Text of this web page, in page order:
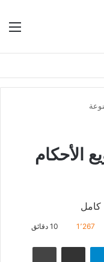
الوضع
الأحكام
كامل
1٬267
تيلقرام مشاركة عبر البريد طباعة